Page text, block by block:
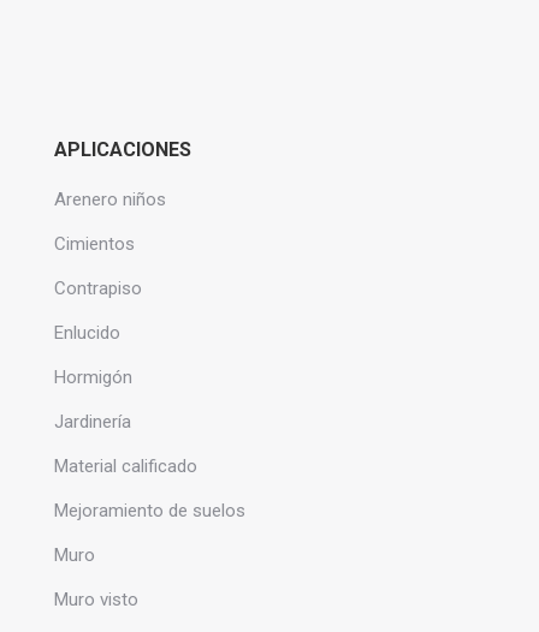
APLICACIONES
Arenero niños
Cimientos
Contrapiso
Enlucido
Hormigón
Jardinería
Material calificado
Mejoramiento de suelos
Muro
Muro visto